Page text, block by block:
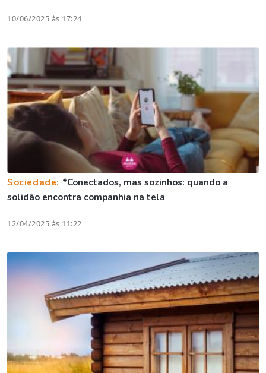
10/06/2025 às 17:24
Sociedade: *Conectados, mas sozinhos: quando a
solidão encontra companhia na tela
12/04/2025 às 11:22